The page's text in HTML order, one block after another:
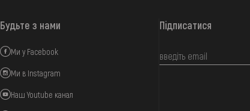
Будьте з нами
Ми у Facebook
Ми в Instagram
Наш Youtube канал
Підписатися